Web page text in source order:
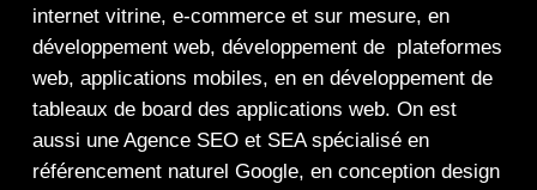
internet vitrine, e-commerceet sur mesure, en
développement web, développement de plateformes
web, applications mobiles, en en développement de
tableaux de boarddes applications web. On est
aussi une Agence SEOet SEAspécialisé en
référencement naturel Google, en conception design